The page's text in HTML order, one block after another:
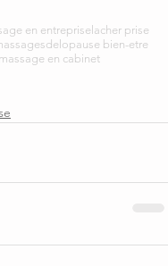
en entrepriselacher prise
pause bien-etre
massage en cabinet